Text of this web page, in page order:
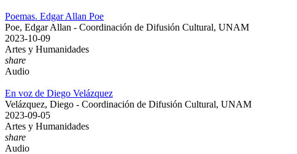
Poemas. Edgar Allan Poe
Poe, Edgar Allan - Coordinación de Difusión Cultural, UNAM
2023-10-09
Artes y Humanidades
share
Audio
En voz de Diego Velázquez
Velázquez, Diego - Coordinación de Difusión Cultural, UNAM
2023-09-05
Artes y Humanidades
share
Audio